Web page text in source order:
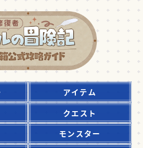
アイテム
クエスト
モンスター